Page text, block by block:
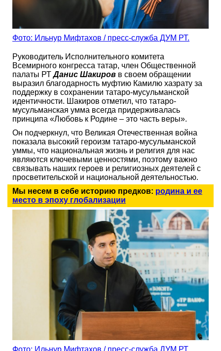
Фото: Ильнур Мифтахов / пресс-служба ДУМ РТ.
Руководитель Исполнительного комитета
Всемирного конгресса татар, член Общественной
палаты РТДанис Шакиров в своем обращении
выразил благодарность муфтию Камилю хазрату за
поддержку в сохранении татаро-мусульманской
идентичности. Шакиров отметил, что татаро-
мусульманская умма всегда придерживалась
принципа «Любовь к Родине – это часть веры».
Он подчеркнул, что Великая Отечественная война
показала высокий героизм татаро-мусульманской
уммы, что национальная жизнь и религия для нас
являются ключевыми ценностями, поэтому важно
связывать наших героев и религиозных деятелей с
просветительской и национальной деятельностью.
Мы несем в себе историю предков: родина и ее
место в эпоху глобализации